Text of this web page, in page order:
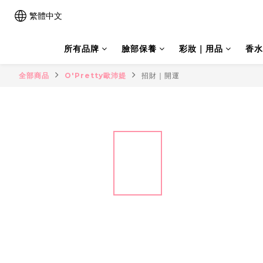
繁體中文
所有品牌 臉部保養 彩妝｜用品 香
全部商品 O'Pretty歐沛媞 招財｜開運